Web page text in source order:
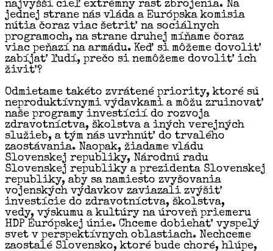
najvyšší cieľ extrémny rast zbrojenia. Na
jednej strane nás vláda a Európska komisia
nútia čoraz viac šetriť na sociálnych
programoch, na strane druhej míňame čoraz
viac peňazí na armádu. Keď si môžeme dovoliť
zabíjať ľudí, prečo si nemôžeme dovoliť ich
živiť?
Odmietame takéto zvrátené priority, ktoré sú
neproduktívnymi výdavkami a môžu zruinovať
naše programy investícií do rozvoja
zdravotníctva, školstva a iných verejných
služieb, a tým nás uvrhnúť do trvalého
zaostávania. Naopak, žiadame vládu
Slovenskej republiky, Národnú radu
Slovenskej republiky a prezidenta Slovenskej
republiky, aby sa namiesto zvyšovania
vojenských výdavkov zaviazali zvýšiť
investície do zdravotníctva, školstva,
vedy, výskumu a kultúry na úroveň priemeru
HDP Európskej únie. Chceme dobiehať vyspelý
svet v perspektívnych oblastiach. Nechceme
zaostalé Slovensko, ktoré bude choré, hlúpe,